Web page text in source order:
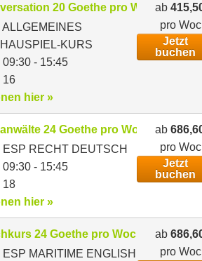
20 Goethe pro Woche
ALLGEMEINES
KURS
09:30 - 15:45
16
ab
pro
Jetzt
buchen
hier »
24 Goethe pro Woche
ESP RECHT DEUTSCH
09:30 - 15:45
18
ab
pro
Jetzt
buchen
hier »
24 Goethe pro Woche
ESP MARITIME ENGLISH
ab
pro